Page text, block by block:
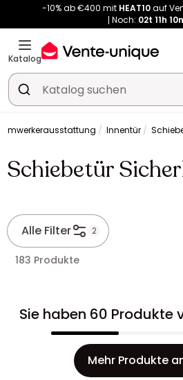
Noch:02t 11h
Kauf-unique wird zu Vente-unique -
-10% ab €400 mit HEAT10 auf
Noch:02t11h
Katalog
Innentür
Schiebetür
Alle Filter 2
183 Produkte
Sie haben 60 Produkte
Mehr Produkte